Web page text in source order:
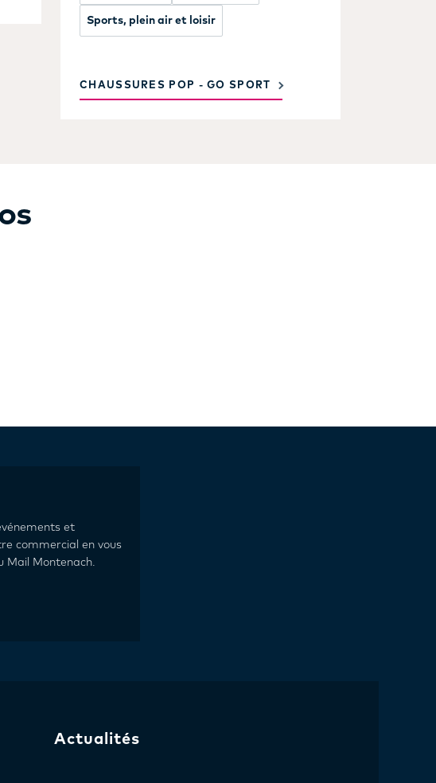
Sports, plein air et loisir
CHAUSSURES POP - GO SPORT
et
commercial en vous
Mail Montenach.
Actualités